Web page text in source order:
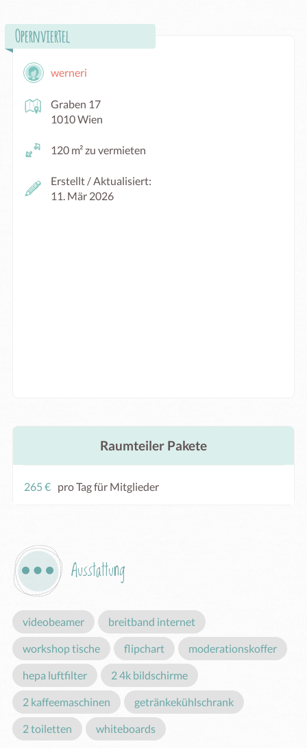
Opernviertel
werneri
Graben 17
1010 Wien
120 m² zu vermieten
Erstellt / Aktualisiert:
11. Mär 2026
Raumteiler Pakete
265 € pro Tag für Mitglieder
Ausstattung
videobeamer breitband internet
workshop tische flipchart moderationskoffer
hepa luftfilter 2 4k bildschirme
2 kaffeemaschinen getränkekühlschrank
2 toiletten whiteboards